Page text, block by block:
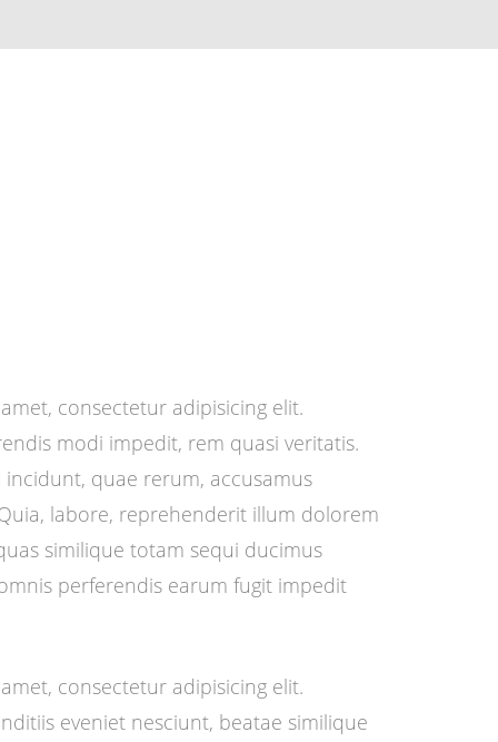
consectetur adipisicing elit.
modi impedit, rem quasi veritatis.
quae rerum, accusamus
labore, reprehenderit illum dolorem
similique totam sequi ducimus
perferendis earum fugit impedit
consectetur adipisicing elit.
eveniet nesciunt, beatae similique